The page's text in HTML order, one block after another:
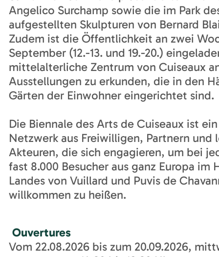
Angelico Surchamp sowie die im Park
aufgestellten Skulpturen von Bernard
Zudem ist die Öffentlichkeit an zwei
September (12.-13. und 19.-20.)
mittelalterliche Zentrum von Cuiseaux
Ausstellungen zu erkunden, die in den
Gärten der Einwohner eingerichtet sind.
Die Biennale des Arts de Cuiseaux ist
Netzwerk aus Freiwilligen, Partnern und
Akteuren, die sich engagieren, um bei
fast 8.000 Besucher aus ganz Europa im
Landes von Vuillard und Puvis de
willkommen zu heißen.
Ouvertures
Vom 22.08.2026 bis zum 20.09.2026,